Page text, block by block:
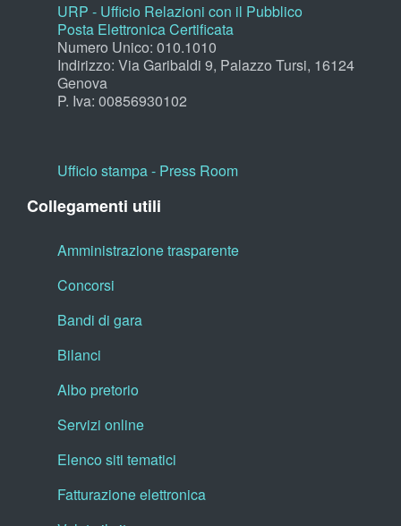
URP - Ufficio Relazioni con il Pubblico
Posta Elettronica Certificata
Numero Unico: 010.1010
Indirizzo: Via Garibaldi 9, Palazzo Tursi, 16124
Genova
P. Iva: 00856930102
Ufficio stampa - Press Room
Collegamenti utili
Amministrazione trasparente
Concorsi
Bandi di gara
Bilanci
Albo pretorio
Servizi online
Elenco siti tematici
Fatturazione elettronica